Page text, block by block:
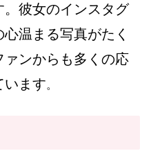
彼女のインスタグ
温まる写真がたく
ァンからも多くの応
います。